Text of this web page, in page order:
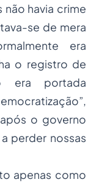
havia crime
se de mera
era
o registro de
era portada
o governo
perder nossas
apenas como